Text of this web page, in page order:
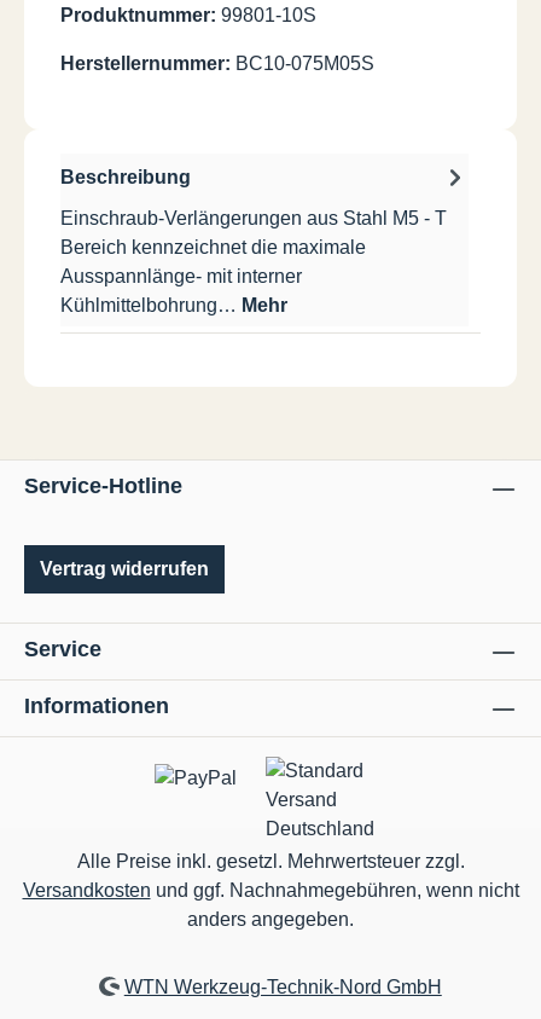
Produktnummer: 99801-10S
Herstellernummer: BC10-075M05S
Beschreibung
Einschraub-Verlängerungen aus Stahl M5 - T
Bereich kennzeichnet die maximale
Ausspannlänge- mit interner
Kühlmittelbohrung… Mehr
Service-Hotline
Vertrag widerrufen
Service
Informationen
Alle Preise inkl. gesetzl. Mehrwertsteuer zzgl.
Versandkosten und ggf. Nachnahmegebühren, wenn nicht
anders angegeben.
WTN Werkzeug-Technik-Nord GmbH